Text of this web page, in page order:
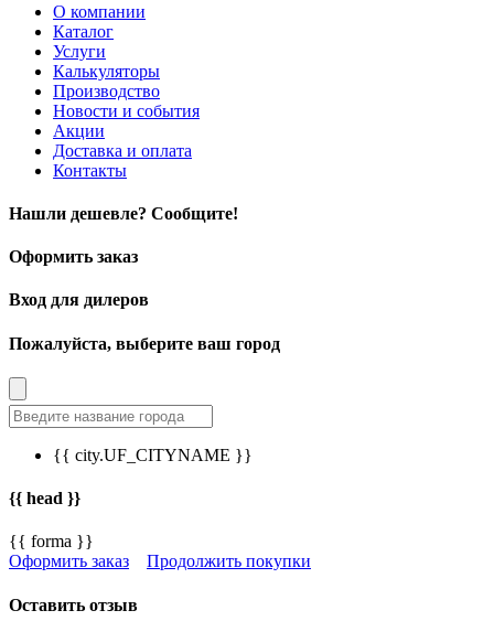
О компании
Каталог
Услуги
Калькуляторы
Производство
Новости и события
Акции
Доставка и оплата
Контакты
Нашли дешевле? Сообщите!
Оформить заказ
Вход для дилеров
Пожалуйста, выберите ваш город
{{ city.UF_CITYNAME }}
{{ head }}
{{ forma }}
Оформить заказ
Продолжить покупки
Оставить отзыв